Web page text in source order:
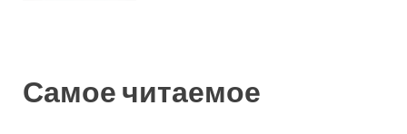
Самое читаемое